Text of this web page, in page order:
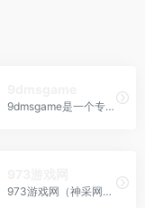
9dmsgame是一个专注于游戏MOD资源分享的社区站点，主要覆盖《上古卷轴5》《辐射4》《赛博朋克2077》等大型单机游戏的扩展内容。站内提供从基础美化到大型任务模组的分类下载，并附有详细的安装教程和兼容性说明。用户可自由上传原创或搬运资源，但需要注册登录才能完整访问。适合喜欢折腾游戏、追求个性化体验的PC玩家，尤其适合那些希望为经典作品注入新生命的爱好者。
973游戏网（神采网）提供好玩的手机游戏以及绿色安全的安卓软件下载服务，专注于移动端游戏和工具的分发，满足用户对手机娱乐的需求。 手机游戏资源：提供大量手游下载，覆盖热门和冷门游戏。安卓软件下载：提供绿色安全的安卓应用，保障用户设备安全。分类清晰：游戏和软件分类明确，方便用户查找。更新及时：资源更新较快，紧跟移动游戏市场动态。 主要面向手游玩家和安卓手机用户...